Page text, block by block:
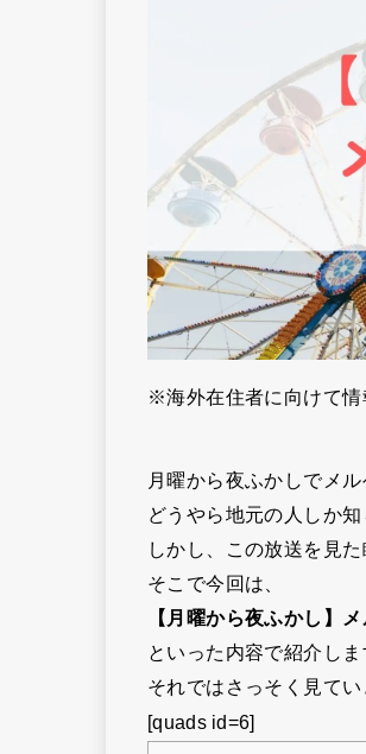
※海外在住者に向けて情
月曜から夜ふかしでメ
どうやら地元の人しか
しかし、この放送を見
そこで今回は、
【月曜から夜ふかし】
といった内容で紹介しま
それではさっそく見てい
[quads id=6]